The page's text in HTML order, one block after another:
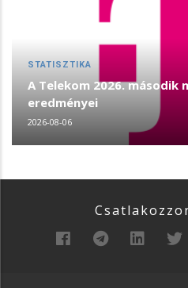
STATISZTIKA
A Telekom 2026. második
eredményei
2026-08-06